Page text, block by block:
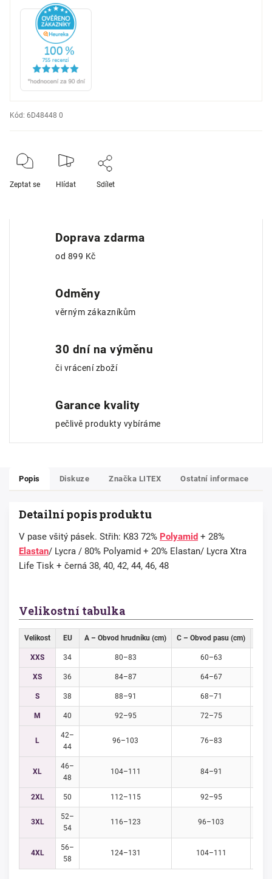
Kód: 6D48448 0
Zeptat se Hlídat Sdílet
Doprava zdarma
od 899 Kč
Odměny
věrným zákazníkům
30 dní na výměnu
či vrácení zboží
Garance kvality
pečlivě produkty vybíráme
Popis Diskuze Značka LITEX Ostatní informace
Detailní popis produktu
V pase všitý pásek. Střih: K83 72% Polyamid + 28%
Elastan/ Lycra / 80% Polyamid + 20% Elastan/ Lycra Xtra
Life Tisk + černá 38, 40, 42, 44, 46, 48
Velikostní tabulka
Velikost EU A – Obvod hrudníku (cm) C – Obvod pasu (cm)
XXS 34 80–83 60–63
XS 36 84–87 64–67
S 38 88–91 68–71
M 40 92–95 72–75
L
42–
44
96–103 76–83
XL
46–
48
104–111 84–91
2XL 50 112–115 92–95
3XL
52–
54
116–123 96–103
4XL
56–
58
124–131 104–111